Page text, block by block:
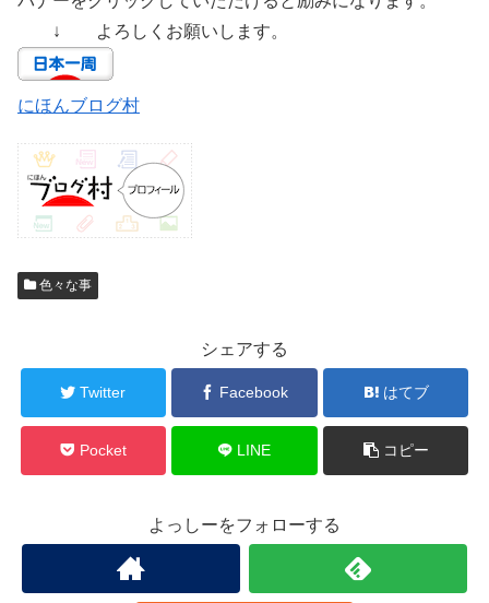
↓ よろしくお願いします。
にほんブログ村
色々な事
シェアする
Twitter Facebook はてブ
Pocket LINE コピー
よっしーをフォローする